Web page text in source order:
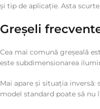
și tip de aplicație. Asta
Greșeli
Cea mai comună greșeală
este subdimensionarea
Mai apare și situația
model standard poate să nu